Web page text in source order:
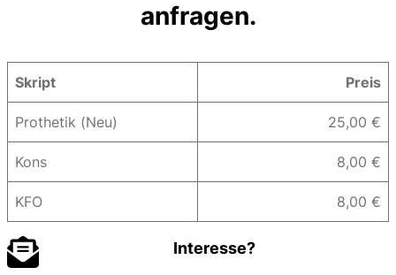
anfragen.
Skript Preis
Prothetik (Neu) 25,00 €
Kons 8,00 €
KFO 8,00 €
Interesse?